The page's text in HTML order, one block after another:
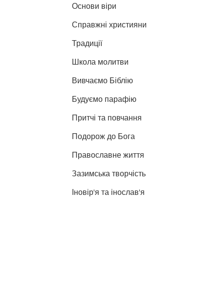
Основи віри
Справжні християни
Традиції
Школа молитви
Вивчаємо Біблію
Будуємо парафію
Притчі та повчання
Подорож до Бога
Православне життя
Зазимська творчість
Іновір'я та інослав'я